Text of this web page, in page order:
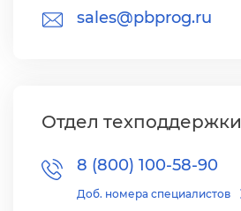
sales@pbprog.ru
Отдел техподдержки
8 (800) 100-58-90
Доб. номера специалисто